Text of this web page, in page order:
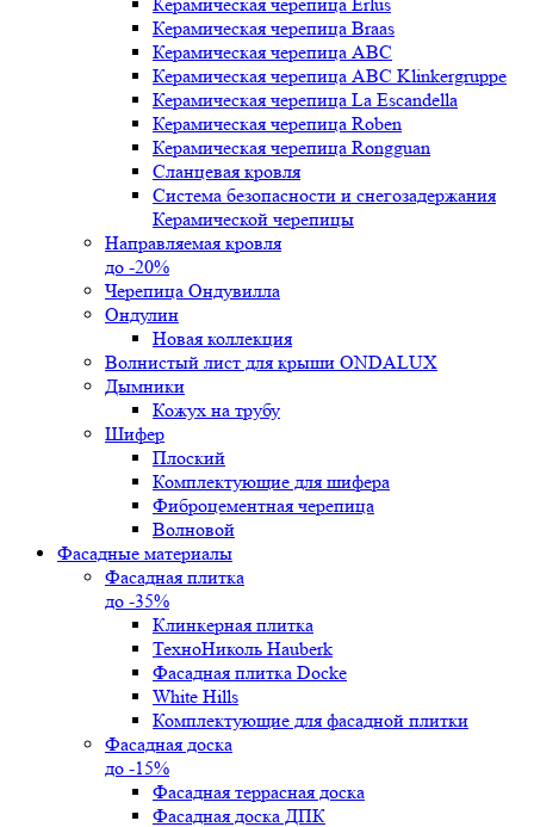
Керамическая черепица Braas
Керамическая черепица ABC
Керамическая черепица ABC Klinkergruppe
Керамическая черепица La Escandella
Керамическая черепица Roben
Керамическая черепица Rongguan
Сланцевая кровля
Система безопасности и снегозадержания
Керамической черепицы
Направляемая кровля
до -20%
Черепица Ондувилла
Ондулин
Новая коллекция
Волнистый лист для крыши ONDALUX
Дымники
Кожух на трубу
Шифер
Плоский
Комплектующие для шифера
Фиброцементная черепица
Волновой
Фасадные материалы
Фасадная плитка
до -35%
Клинкерная плитка
ТехноНиколь Hauberk
Фасадная плитка Docke
White Hills
Комплектующие для фасадной плитки
Фасадная доска
до -15%
Фасадная террасная доска
Фасадная доска ДПК